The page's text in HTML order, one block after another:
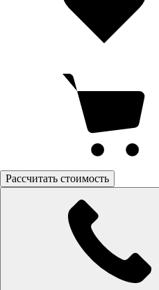
Рассчитать стоимость